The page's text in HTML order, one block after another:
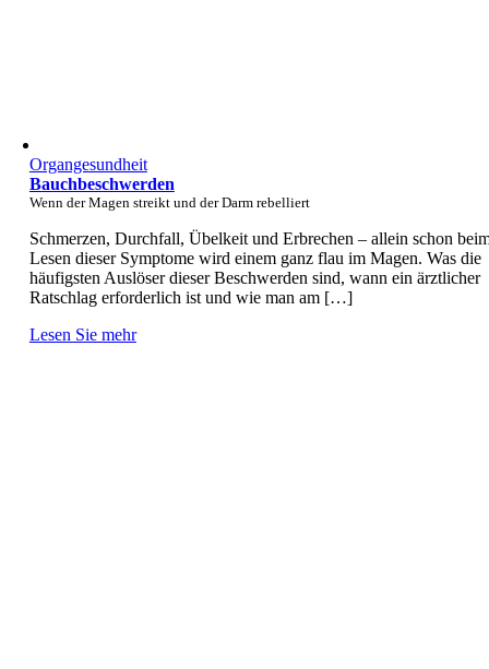
Organgesundheit
Bauchbeschwerden
Wenn der Magen streikt und der Darm rebelliert
Schmerzen, Durchfall, Übelkeit und Erbrechen – allein schon
Lesen dieser Symptome wird einem ganz flau im Magen. Was die
häufigsten Auslöser dieser Beschwerden sind, wann ein ärztlicher
Ratschlag erforderlich ist und wie man am […]
Lesen Sie mehr